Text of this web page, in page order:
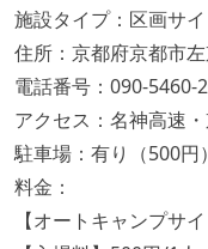
施設タイプ：区画サイ
住所：京都府京都市
電話番号：090-5460-
アクセス：名神高速
駐車場：有り（500円）
料金：
【オートキャンプサ